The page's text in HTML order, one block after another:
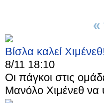
«
Βίσλα καλεί Χιμένεθ!
8/11 18:10
Οι πάγκοι στις
Μανόλο Χιμένεθ να